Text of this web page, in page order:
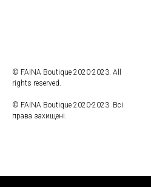
© FAINA Boutique 2020-2023. All
rights reserved.
© FAINA Boutique 2020-2023. Всі
права захищені.